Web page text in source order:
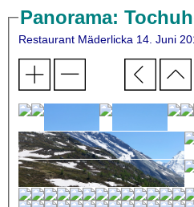
Panorama:
Restaurant